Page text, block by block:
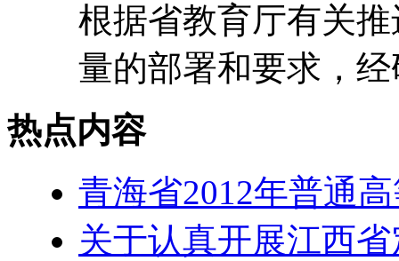
根据省教育厅有关
量的部署和要求，
热点内容
青海省2012年普通
关于认真开展江西